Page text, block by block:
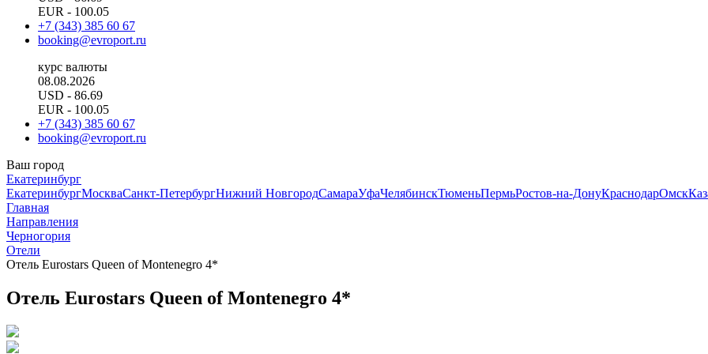
EUR - 100.05
+7 (343) 385 60 67
booking@evroport.ru
курс валюты
08.08.2026
USD - 86.69
EUR - 100.05
+7 (343) 385 60 67
booking@evroport.ru
Ваш город
Екатеринбург
ЕкатеринбургМоскваСанкт-ПетербургНижний НовгородСамараУфаЧелябинскТюменьПермьРостов-на-ДонуКраснодарОмск
Главная
Направления
Черногория
Отели
Отель Eurostars Queen of Montenegro 4*
Отель Eurostars Queen of Montenegro 4*